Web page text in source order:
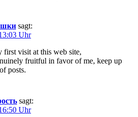
sagt:
Uhr
first visit at this web site,
fruitful in favor of me, keep up
posts.
sagt:
Uhr